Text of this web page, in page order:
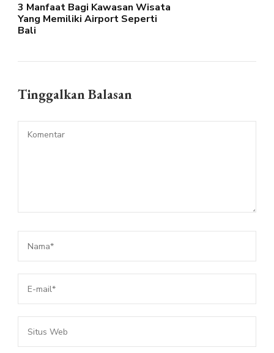
3 Manfaat Bagi Kawasan Wisata
Yang Memiliki Airport Seperti
Bali
Tinggalkan Balasan